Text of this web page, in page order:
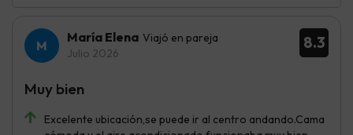
8.3
María Elena Viajó en pareja
Julio 2026
Excelente ubicación,se puede ir al centro andando.Cama
Muy bien